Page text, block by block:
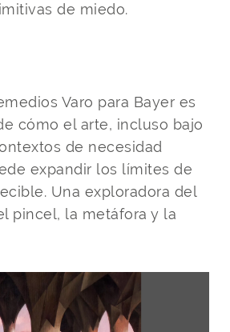
de miedo.
Varo para Bayer es
cómo el arte, incluso bajo
de necesidad
expandir los límites de
Una exploradora del
pincel, la metáfora y la